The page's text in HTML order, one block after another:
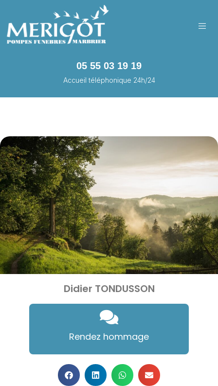
05 55 03 19 19
Accueil téléphonique 24h/24
Didier TONDUSSON
Rendez hommage